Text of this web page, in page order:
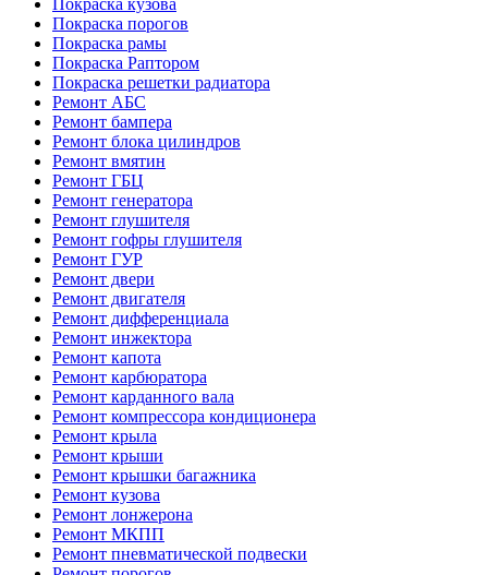
Покраска кузова
Покраска порогов
Покраска рамы
Покраска Раптором
Покраска решетки радиатора
Ремонт АБС
Ремонт бампера
Ремонт блока цилиндров
Ремонт вмятин
Ремонт ГБЦ
Ремонт генератора
Ремонт глушителя
Ремонт гофры глушителя
Ремонт ГУР
Ремонт двери
Ремонт двигателя
Ремонт дифференциала
Ремонт инжектора
Ремонт капота
Ремонт карбюратора
Ремонт карданного вала
Ремонт компрессора кондиционера
Ремонт крыла
Ремонт крыши
Ремонт крышки багажника
Ремонт кузова
Ремонт лонжерона
Ремонт МКПП
Ремонт пневматической подвески